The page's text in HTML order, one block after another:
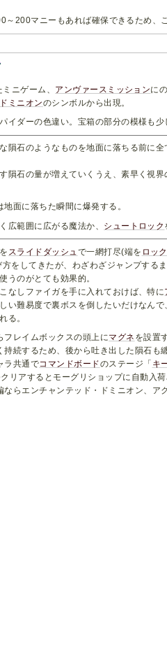
～200マニーもあれば確保できるため、
ニゲーム、 アンヴァースミッションに
ミニオンのシンボルから出現。
イダーの色違い。宝箱の部分の模様も少
隕石のようなものを地面に落ちる前に
隕石の量が増えていくうえ、素早く視
地面に落ちた瞬間に爆発する。
広範囲に広がる魔法か、 シュートロック
スライドダッシュ で一網打尽(端を ロッ
をしてきたが、わざわざジャンプする
うのがとても効果的。
なしファイガを手に入れておけば、特に
い難易度で裏ボスを倒したいだけなん
る。
フレイムボックスの頭上にマグネ を設置
持続するため、後から吐き出した隕石も
ラ共通でコマンドボードのステージ「 キ
リアするとモーグリショップに自動入荷
ならエンチャンテッド・ドミニオン、ア